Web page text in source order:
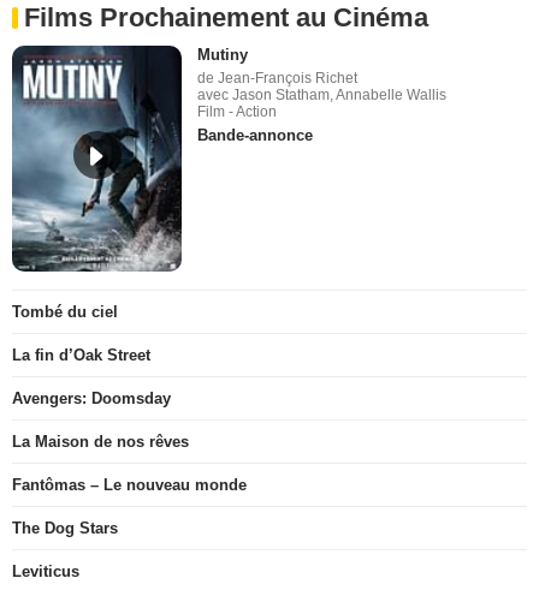
Films Prochainement au Cinéma
Mutiny
de Jean-François Richet
avec Jason Statham, Annabelle Wallis
Film - Action
Bande-annonce
Tombé du ciel
La fin d’Oak Street
Avengers: Doomsday
La Maison de nos rêves
Fantômas – Le nouveau monde
The Dog Stars
Leviticus